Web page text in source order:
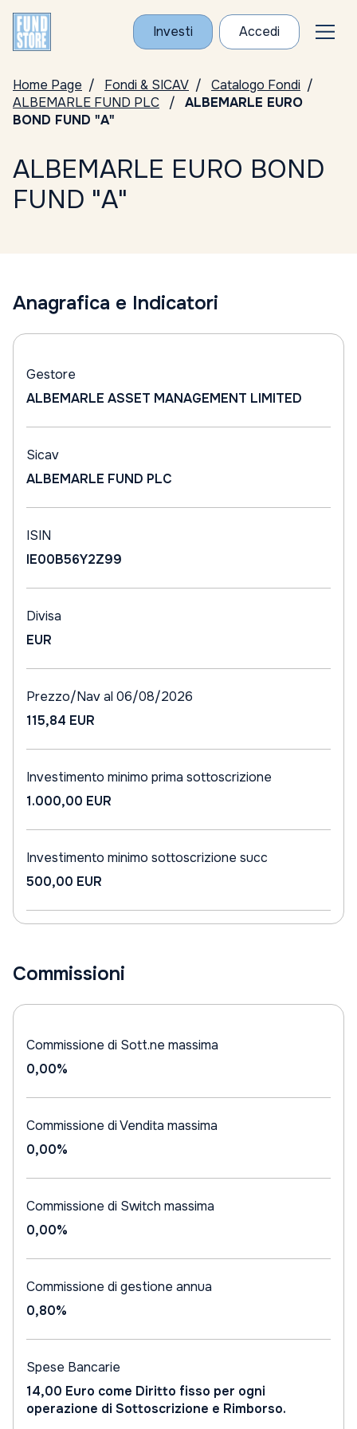
Investi Accedi
Home Page Fondi & SICAV
Catalogo Fondi
ALBEMARLE FUND PLC
ALBEMARLE EURO
BOND FUND "A"
ALBEMARLE EURO BOND
FUND "A"
Anagrafica e Indicatori
Gestore
ALBEMARLE ASSET MANAGEMENT LIMITED
Sicav
ALBEMARLE FUND PLC
ISIN
IE00B56Y2Z99
Divisa
EUR
Prezzo/Nav al 06/08/2026
115,84 EUR
Investimento minimo prima sottoscrizione
1.000,00 EUR
Investimento minimo sottoscrizione succ
500,00 EUR
Commissioni
Commissione di Sott.ne massima
0,00%
Commissione di Vendita massima
0,00%
Commissione di Switch massima
0,00%
Commissione di gestione annua
0,80%
Spese Bancarie
14,00 Euro come Diritto fisso per ogni
operazione di Sottoscrizione e Rimborso.